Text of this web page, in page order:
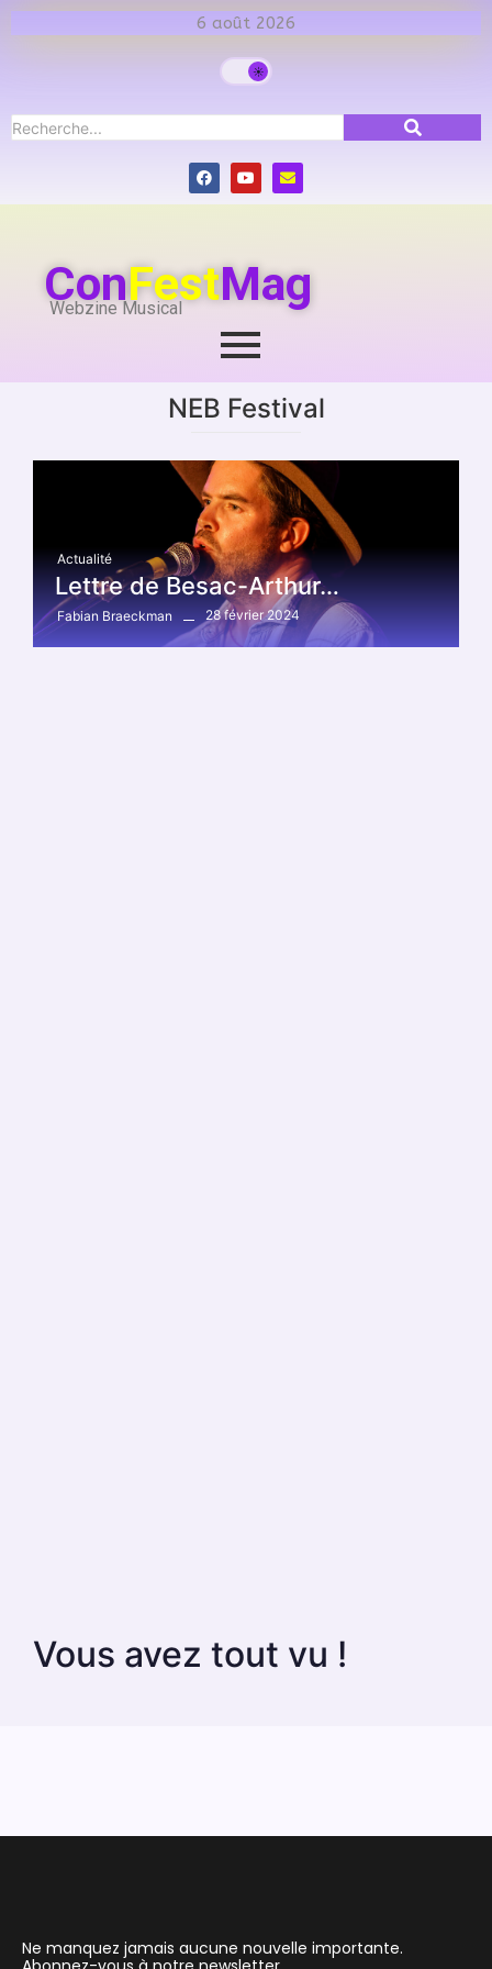
6 août 2026
ConFestMag
Webzine Musical
NEB Festival
Actualité
Lettre de Besac-Arthur…
Fabian Braeckman 28 février 2024
Vous avez tout vu !
Ne manquez jamais aucune nouvelle importante.